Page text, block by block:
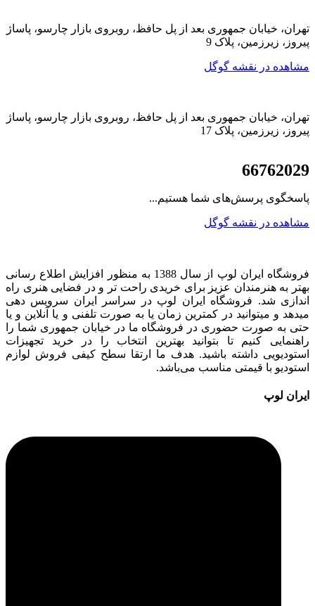
تهران، خیابان جمهوری بعد از پل حافظ، روبروی بازار چارسو، پاساژ
پیروز، زیرزمین، پلاک 9
مشاهده در نقشه گوگل
تهران، خیابان جمهوری بعد از پل حافظ، روبروی بازار چارسو، پاساژ
پیروز، زیرزمین، پلاک 17
66762029
پاسخگوی پرسش‌های شما هستیم...
مشاهده در نقشه گوگل
فروشگاه ایران لوپ از سال 1388 به منظور افزایش اطلاع رسانی
بهتر به هنرمندان عزیز برای خریدی راحت تر و در فضایی هنری راه
اندازی شد. فروشگاه ایران لوپ در سراسر ایران سرویس دهی
میدهد و میتوانید در کمترین زمان یا به صورت تلفنی و یا آنلاین و یا
حتی به صورت حضوری در فروشگاه ما در خیابان جمهوری شما را
راهنمایی کنیم تا بتوانید بهترین انتخاب را در خرید تجهیزات
استودیویی داشته باشید. هدف ما ارتقا سطح کیفی فروش لوازم
استودیو با قیمتی مناسب می‌باشد.
ایران لوپ